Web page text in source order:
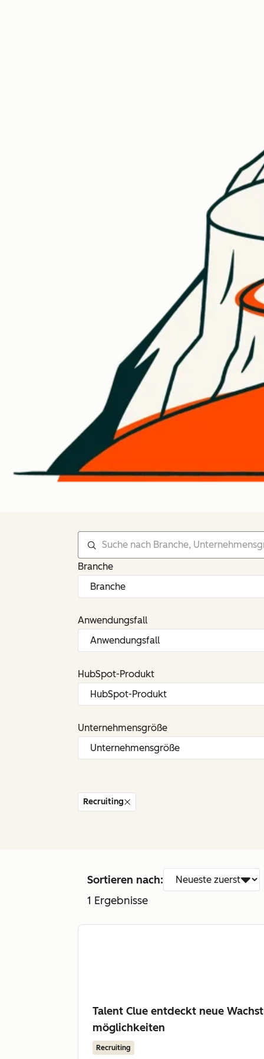
Branche
Anwendungsfall
HubSpot-Produkt
Unternehmensgröße
Recruiting
Sortieren nach:
1 Ergebnisse
Talent Clue entdeckt neue
möglichkeiten
Recruiting